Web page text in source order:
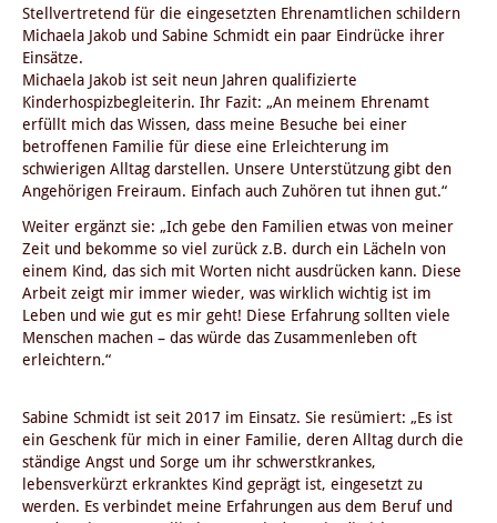
Stellvertretend für die eingesetzten Ehrenamtlichen schildern
Michaela Jakob und Sabine Schmidt ein paar Eindrücke ihrer
Einsätze.
Michaela Jakob ist seit neun Jahren qualifizierte
Kinderhospizbegleiterin. Ihr Fazit: „An meinem Ehrenamt
erfüllt mich das Wissen, dass meine Besuche bei einer
betroffenen Familie für diese eine Erleichterung im
schwierigen Alltag darstellen. Unsere Unterstützung gibt den
Angehörigen Freiraum. Einfach auch Zuhören tut ihnen gut.“
Weiter ergänzt sie: „Ich gebe den Familien etwas von meiner
Zeit und bekomme so viel zurück z.B. durch ein Lächeln von
einem Kind, das sich mit Worten nicht ausdrücken kann. Diese
Arbeit zeigt mir immer wieder, was wirklich wichtig ist im
Leben und wie gut es mir geht! Diese Erfahrung sollten viele
Menschen machen – das würde das Zusammenleben oft
erleichtern.“
Sabine Schmidt ist seit 2017 im Einsatz. Sie resümiert: „Es ist
ein Geschenk für mich in einer Familie, deren Alltag durch die
ständige Angst und Sorge um ihr schwerstkrankes,
lebensverkürzt erkranktes Kind geprägt ist, eingesetzt zu
werden. Es verbindet meine Erfahrungen aus dem Beruf und